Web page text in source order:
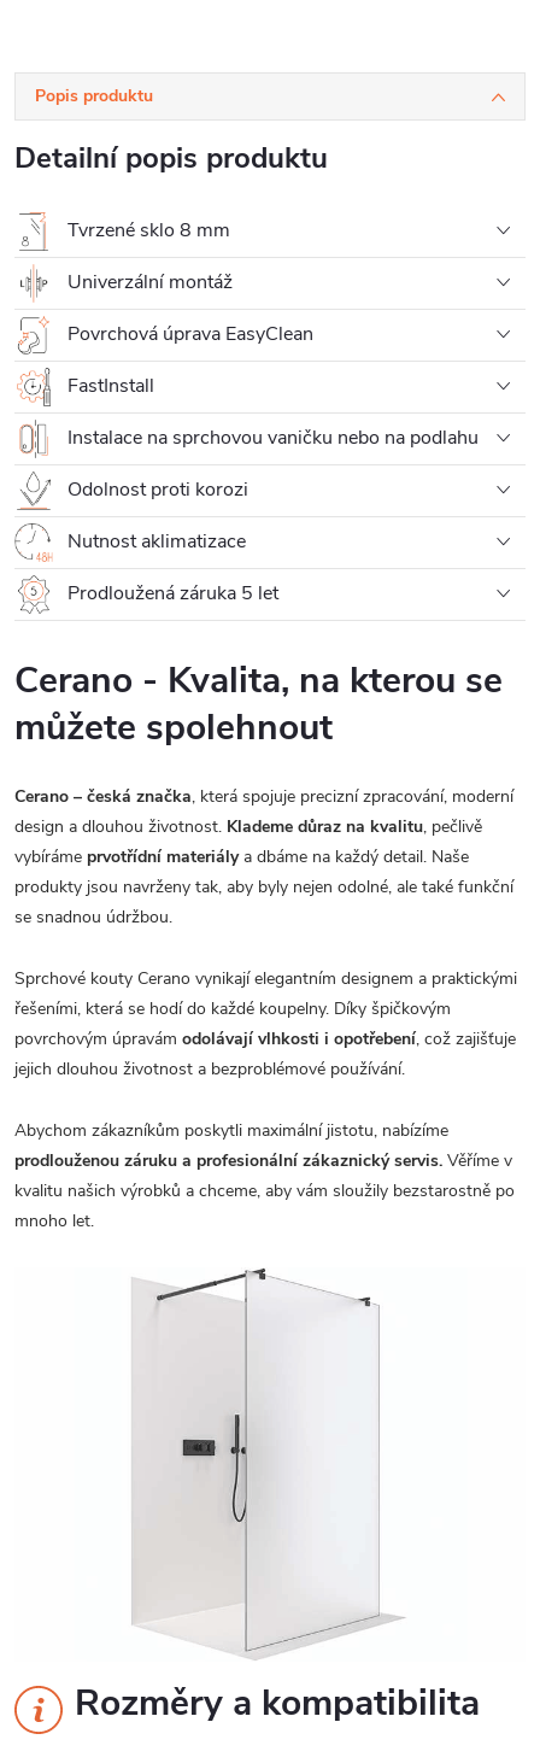
Popis produktu
Detailní popis produktu
Tvrzené sklo 8 mm
Univerzální montáž
Povrchová úprava EasyClean
FastInstall
Instalace na sprchovou vaničku nebo na podlahu
Odolnost proti korozi
Nutnost aklimatizace
Prodloužená záruka 5 let
Cerano - Kvalita, na kterou se
můžete spolehnout
Cerano – česká značka, která spojuje precizní zpracování, moderní
design a dlouhou životnost. Klademe důraz na kvalitu, pečlivě
vybíráme prvotřídní materiálya dbáme na každý detail. Naše
produkty jsou navrženy tak, aby byly nejen odolné, ale také funkční
se snadnou údržbou.
Sprchové kouty Cerano vynikají elegantním designem a praktickými
řešeními, která se hodí do každé koupelny. Díky špičkovým
povrchovým úpravám odolávají vlhkosti i opotřebení, což zajišťuje
jejich dlouhou životnost a bezproblémové používání.
Abychom zákazníkům poskytli maximální jistotu, nabízíme
prodlouženou záruku a profesionální zákaznický servis. Věříme v
kvalitu našich výrobků a chceme, aby vám sloužily bezstarostně po
mnoho let.
Rozměry a kompatibilita